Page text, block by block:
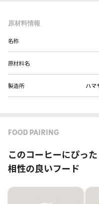
原材料情報
名称
原材料名
製造所 ハマ
FOOD PAIRING
このコーヒーにぴった
相性の良いフード